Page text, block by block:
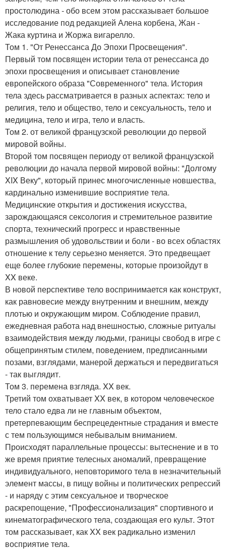
простолюдина - обо всем этом рассказывает большое
исследование под редакцией Алена корбена, Жан -
Жака куртина и Жоржа вигарелло.
Том 1. "От Ренессанса До Эпохи Просвещения".
Первый том посвящен истории тела от ренессанса до
эпохи просвещения и описывает становление
европейского образа "Современного" тела. История
тела здесь рассматривается в разных аспектах: тело и
религия, тело и общество, тело и сексуальность, тело и
медицина, тело и игра, тело и власть.
Том 2. от великой французской революции до первой
мировой войны.
Второй том посвящен периоду от великой французской
революции до начала первой мировой войны: "Долгому
XIX Веку", который принес многочисленные новшества,
кардинально изменившие восприятие тела.
Медицинские открытия и достижения искусства,
зарождающаяся сексология и стремительное развитие
спорта, технический прогресс и нравственные
размышления об удовольствии и боли - во всех областях
отношение к телу серьезно меняется. Это предвещает
еще более глубокие перемены, которые произойдут в
XX веке.
В новой перспективе тело воспринимается как конструкт,
как равновесие между внутренним и внешним, между
плотью и окружающим миром. Соблюдение правил,
ежедневная работа над внешностью, сложные ритуалы
взаимодействия между людьми, границы свобод в игре с
общепринятым стилем, поведением, предписанными
позами, взглядами, манерой держаться и передвигаться
- так выглядит.
Том 3. перемена взгляда. XX век.
Третий том охватывает XX век, в котором человеческое
тело стало едва ли не главным объектом,
претерпевающим беспрецедентные страдания и вместе
с тем пользующимся небывалым вниманием.
Происходят параллельные процессы: вытеснение и в то
же время приятие телесных аномалий, превращение
индивидуального, неповторимого тела в незначительный
элемент массы, в пищу войны и политических репрессий
- и наряду с этим сексуальное и творческое
раскрепощение, "Профессионализация" спортивного и
кинематографического тела, создающая его культ. Этот
том рассказывает, как XX век радикально изменил
восприятие тела.